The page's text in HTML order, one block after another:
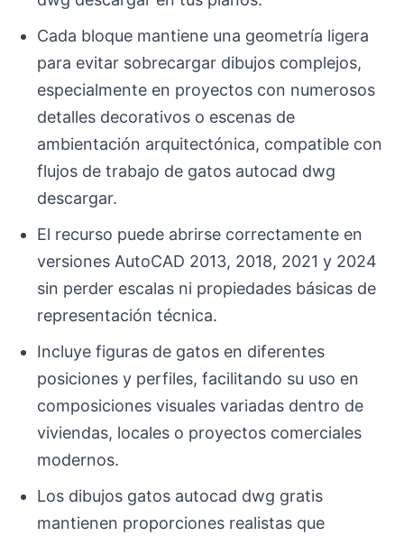
Cada bloque mantiene una geometría ligera
para evitar sobrecargar dibujos complejos,
especialmente en proyectos con numerosos
detalles decorativos o escenas de
ambientación arquitectónica, compatible con
flujos de trabajo de gatos autocad dwg
descargar.
El recurso puede abrirse correctamente en
versiones AutoCAD 2013, 2018, 2021 y 2024
sin perder escalas ni propiedades básicas de
representación técnica.
Incluye figuras de gatos en diferentes
posiciones y perfiles, facilitando su uso en
composiciones visuales variadas dentro de
viviendas, locales o proyectos comerciales
modernos.
Los dibujos gatos autocad dwg gratis
mantienen proporciones realistas que